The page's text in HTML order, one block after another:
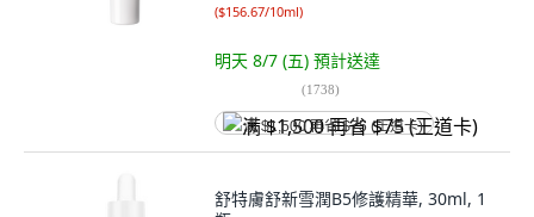
($156.67/10ml)
明天 8/7 (五) 預計送達
(1738)
满 $1,500 再省 $75 (王道卡)
舒特膚舒新雪潤B5修護精華, 30ml, 1